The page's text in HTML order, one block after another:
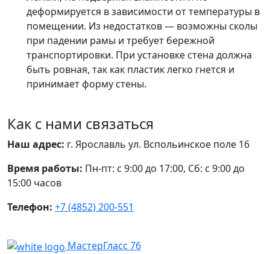
деформируется в зависимости от температуры в
помещении. Из недостатков — возможны сколы
при падении рамы и требует бережной
транспортировки. При установке стена должна
быть ровная, так как пластик легко гнется и
принимает форму стены.
Как с нами связаться
Наш адрес: г. Ярославль ул. Вспольинское поле 16
Время работы: Пн-пт: с 9:00 до 17:00, Сб: с 9:00 до
15:00 часов
Телефон: +7 (4852) 200-551
МастерГласс 76